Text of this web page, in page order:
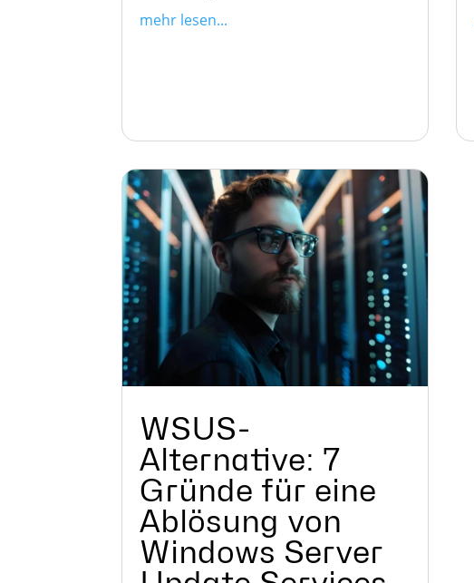
mehr lesen...
WSUS-
Alternative: 7
Gründe für eine
Ablösung von
Windows Server